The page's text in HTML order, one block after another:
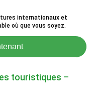
internationaux et
où que vous soyez.
touristiques –